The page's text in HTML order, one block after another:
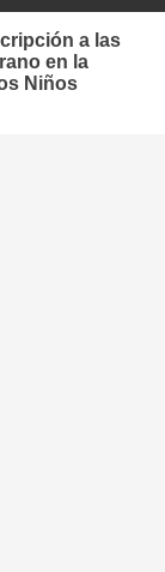
a las
en la
Niños